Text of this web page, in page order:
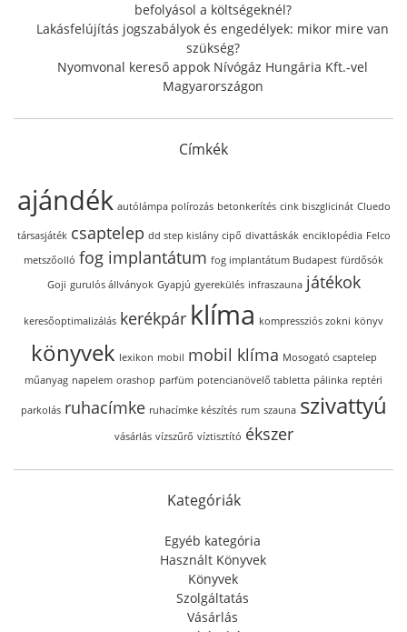
befolyásol a költségeknél?
Lakásfelújítás jogszabályok és engedélyek: mikor mire van
szükség?
Nyomvonal kereső appok Nívógáz Hungária Kft.-vel
Magyarországon
Címkék
ajándék autólámpa polírozás betonkerítés cink biszglicinát Cluedo
társasjáték csaptelep dd step kislány cipő divattáskák enciklopédia Felco
metszőolló fog implantátum fog implantátum Budapest fürdősók
Goji gurulós állványok Gyapjú gyerekülés infraszauna játékok
keresőoptimalizálás kerékpár klíma kompressziós zokni könyv
könyvek lexikon mobil mobil klíma Mosogató csaptelep
műanyag napelem orashop parfüm potencianövelő tabletta pálinka reptéri
parkolás ruhacímke ruhacímke készítés rum szauna szivattyú
vásárlás vízszűrő víztisztító ékszer
Kategóriák
Egyéb kategória
Használt Könyvek
Könyvek
Szolgáltatás
Vásárlás